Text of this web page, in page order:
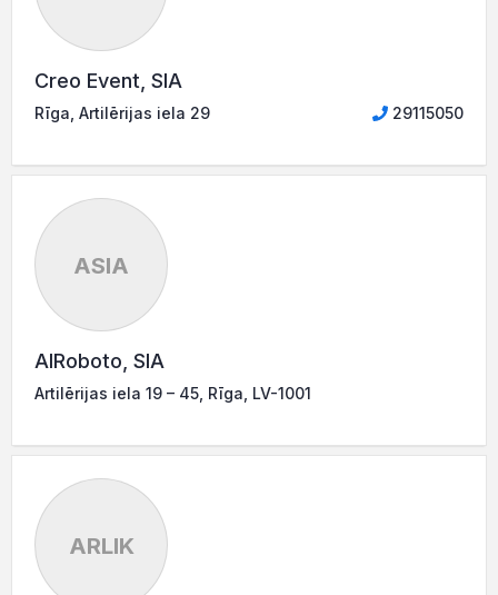
Creo Event, SIA
Rīga, Artilērijas iela 29 29115050
ASIA
AIRoboto, SIA
Artilērijas iela 19 – 45, Rīga, LV-1001
ARLIK